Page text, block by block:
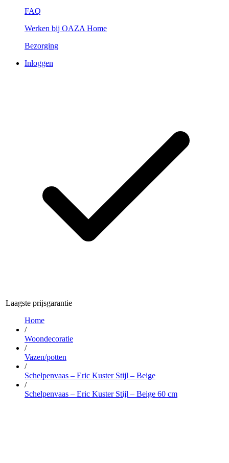
FAQ
Werken bij OAZA Home
Bezorging
Inloggen
Laagste prijsgarantie
Home
/
Woondecoratie
/
Vazen/potten
/
Schelpenvaas – Eric Kuster Stijl – Beige
/
Schelpenvaas – Eric Kuster Stijl – Beige 60 cm